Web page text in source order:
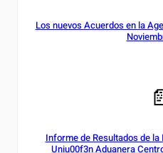
Los nuevos Acuerdos en la
Informe de Resultados de
Uniu00f3n Aduanera